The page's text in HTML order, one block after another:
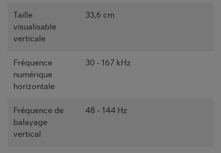
Taille
visualisable
verticale
33,6 cm
Fréquence
numérique
horizontale
30 - 167 kHz
Fréquence de
balayage
vertical
48 - 144 Hz